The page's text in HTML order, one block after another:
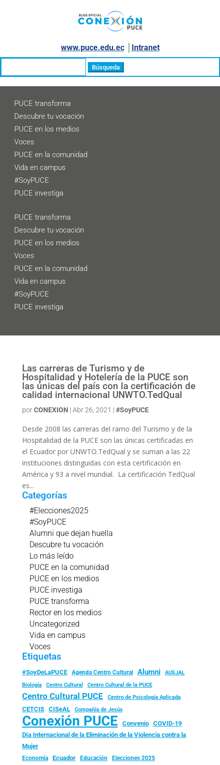
www.puce.edu.ec│ Intranet
PUCE transforma
Descubre tu vocación
PUCE en los medios
Voces
PUCE en la comunidad
Vida en campus
#SoyPUCE
PUCE investiga
PUCE transforma
Descubre tu vocación
PUCE en los medios
Voces
PUCE en la comunidad
Vida en campus
#SoyPUCE
PUCE investiga
Las carreras de Turismo y de
Hospitalidad y Hotelería de la PUCE son
las únicas del país con la certificación de
calidad internacional UNWTO.TedQual
porCONEXION | Abr 26, 2021 | #SoyPUCE
Desde 2008 las carreras del ramo del Turismo y de la
Hospitalidad de la PUCE son las únicas certificadas en
el Ecuador por UNWTO.TedQual y se suman a las 22
instituciones distinguidas con esta certificación en
América y 93 a nivel mundial. La certificación TedQual
es...
Categorías
#Elecciones2025
#SoyPUCE
Alumni que dejan huella
Descubre tu vocación
Lo más leído
PUCE en la comunidad
PUCE en los medios
PUCE investiga
PUCE transforma
Rector en los medios
Uncategorized
Vida en campus
Voces
Etiquetas
#SoyDeLaPUCE Agenda Centro Cultural Alumni
AUSJAL
Biología
Centro Cultural Centro Cultural de la PUCE
Centro Cultural PUCE Centro de Psicología Aplicada
CETCIS CISeAL Compañía de Jesús
Conexión PUCE Convenio
COVID-19
Día Internacional de la Eliminación de la Violencia contra la
Mujer
Economía Ecuador Educación Elecciones 2025